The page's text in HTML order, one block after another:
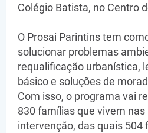
Colégio Batista, no Centro
O Prosai Parintins tem
solucionar problemas
requalificação urbanística,
básico e soluções de
Com isso, o programa vai
830 famílias que vivem nas
intervenção, das quais 504